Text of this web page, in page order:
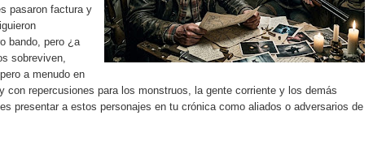
pasaron factura y
bando, pero ¿a
sobreviven,
a menudo en
con repercusiones para los monstruos, la gente corriente y los demás
presentar a estos personajes en tu crónica como aliados o adversarios de